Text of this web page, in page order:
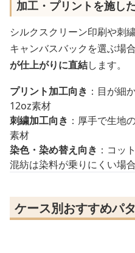
加工・プリントを施し
シルクスクリーン印刷や刺
キャンバスバックを選ぶ場合
が仕上がりに直結します。
プリント加工向き ：目が細
12oz素材
刺繍加工向き ：厚手で生地
素材
染色・染め替え向き ：コッ
混紡は染料が乗りにくい場
ケース別おすすめパ